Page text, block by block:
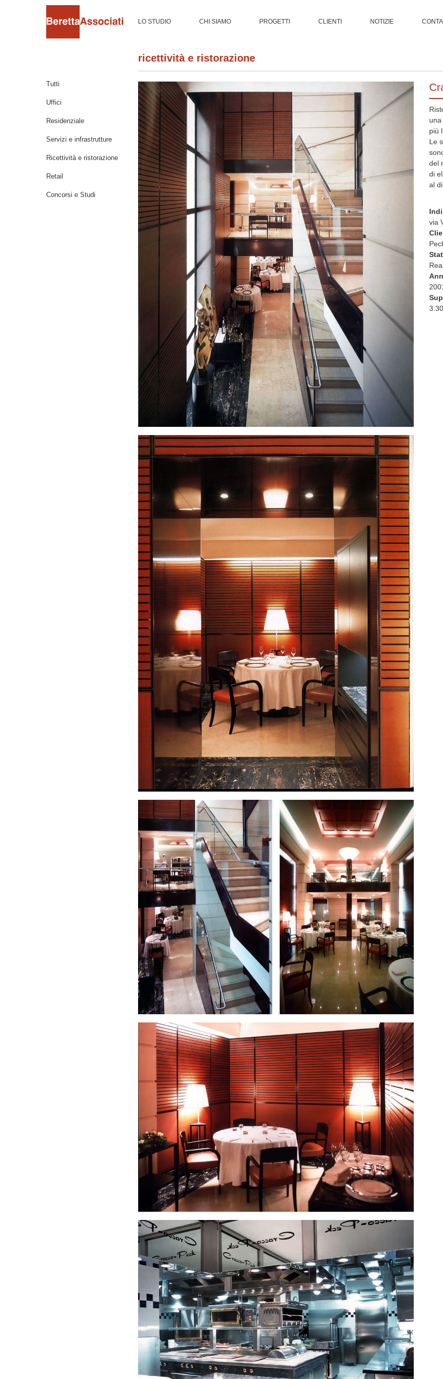
LO STUDIO CHI SIAMO PROGETTI CLIENTI NOTIZIE
ricettività e ristorazione
Tutti
Uffici
Residenziale
Servizi e infrastrutture
Ricettività e ristorazione
Retail
Concorsi e Studi
più
Le
del
di
al
via